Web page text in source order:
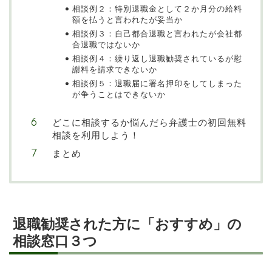
相談例２：特別退職金として２か月分の給料
額を払うと言われたが妥当か
相談例３：自己都合退職と言われたが会社都
合退職ではないか
相談例４：繰り返し退職勧奨されているが慰
謝料を請求できないか
相談例５：退職届に署名押印をしてしまった
が争うことはできないか
どこに相談するか悩んだら弁護士の初回無料
相談を利用しよう！
まとめ
退職勧奨された方に「おすすめ」の
相談窓口３つ